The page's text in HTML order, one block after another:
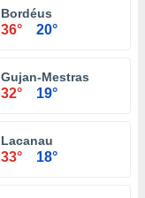
Bordéus
36° 20°
Gujan-Mestras
32° 19°
Lacanau
33° 18°